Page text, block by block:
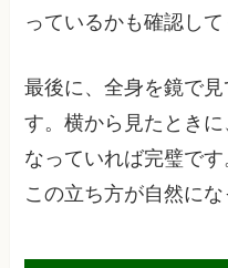
っているかも確認して
最後に、全身を鏡で
す。横から見たとき
なっていれば完璧です
この立ち方が自然にな